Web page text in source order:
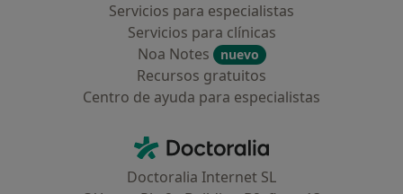
Servicios para especialistas
Servicios para clínicas
Noa Notes
nuevo
Recursos gratuitos
Centro de ayuda para especialistas
Doctoralia - Página de inicio
Doctoralia Internet SL